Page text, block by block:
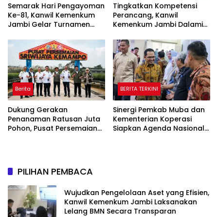
Semarak Hari Pengayoman
Ke-81, Kanwil Kemenkum
Jambi Gelar Turnamen
Tingkatkan Kompetensi
Perancang, Kanwil
Kemenkum Jambi Dalami
Peraturan Perundang-
undangan
Berita
Dukung Gerakan
Penanaman Ratusan Juta
Pohon, Pusat Persemaian
BERITA TERKINI
Sinergi Pemkab Muba dan
Kementerian Koperasi
Siapkan Agenda Nasional
PILIHAN PEMBACA
Wujudkan Pengelolaan Aset yang Efisien,
Kanwil Kemenkum Jambi Laksanakan
Lelang BMN Secara Transparan